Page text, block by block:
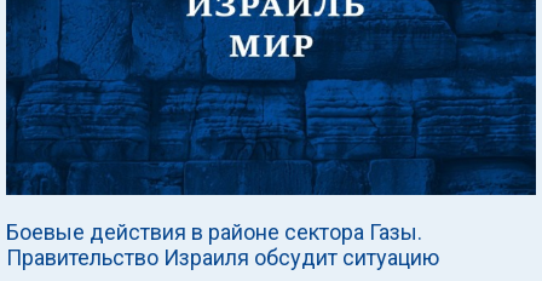
Боевые действия в районе сектора Газы.
Правительство Израиля обсудит ситуацию